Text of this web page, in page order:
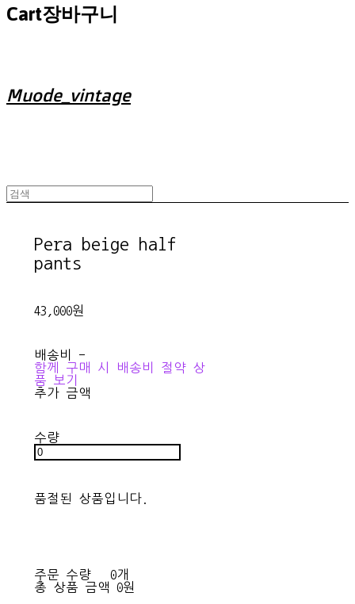
Cart장바구니
Muode_vintage
Pera beige half
pants
43,000원
배송비 -
함께 구매 시 배송비 절약 상
품 보기
추가 금액
수량
품절된 상품입니다.
주문 수량
0개
총 상품 금액
0원